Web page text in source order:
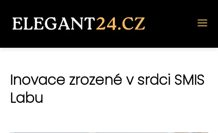
Inovace zrozené v srdci SMIS
Labu